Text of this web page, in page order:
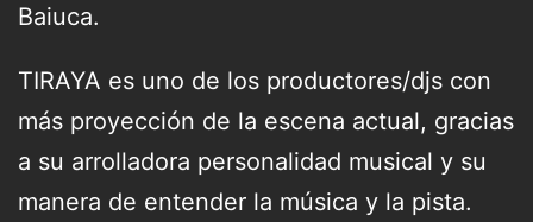
Baiuca.
TIRAYA es uno de los productores/djs con
más proyección de la escena actual, gracias
a su arrolladora personalidad musical y su
manera de entender la música y la pista.